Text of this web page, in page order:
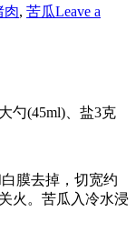
肉, 苦瓜Leave a
(45ml)、盐3克
膜去掉，切宽约
火。苦瓜入冷水浸